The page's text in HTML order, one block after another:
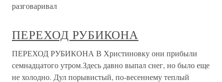
разговаривал
ПЕРЕХОД РУБИКОНА
ПЕРЕХОД РУБИКОНА В Христиновку они прибыли
семнадцатого утром.Здесь давно выпал снег, но было еще
не холодно. Дул порывистый, по-весеннему теплый